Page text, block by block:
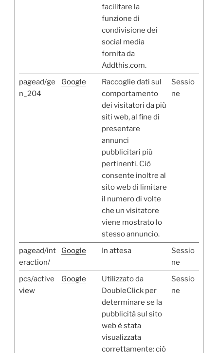
facilitare la
funzione di
condivisione dei
social media
fornita da
Addthis.com.
pagead/ge
n_204
Google
Raccoglie dati sul
comportamento
dei visitatori da più
siti web, al fine di
presentare
annunci
pubblicitari più
pertinenti. Ciò
consente inoltre al
sito web di limitare
il numero di volte
che un visitatore
viene mostrato lo
stesso annuncio.
Sessio
ne
pagead/int
eraction/
Google In attesa
Sessio
ne
pcs/active
view
Google
Utilizzato da
DoubleClick per
determinare se la
pubblicità sul sito
web è stata
visualizzata
correttamente: ciò
Sessio
ne